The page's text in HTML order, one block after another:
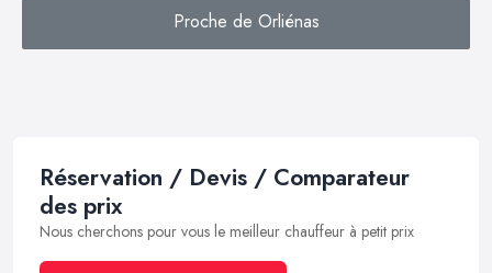
Proche de Orliénas
Réservation / Devis / Comparateur
des prix
Nous cherchons pour vous le meilleur chauffeur à petit prix